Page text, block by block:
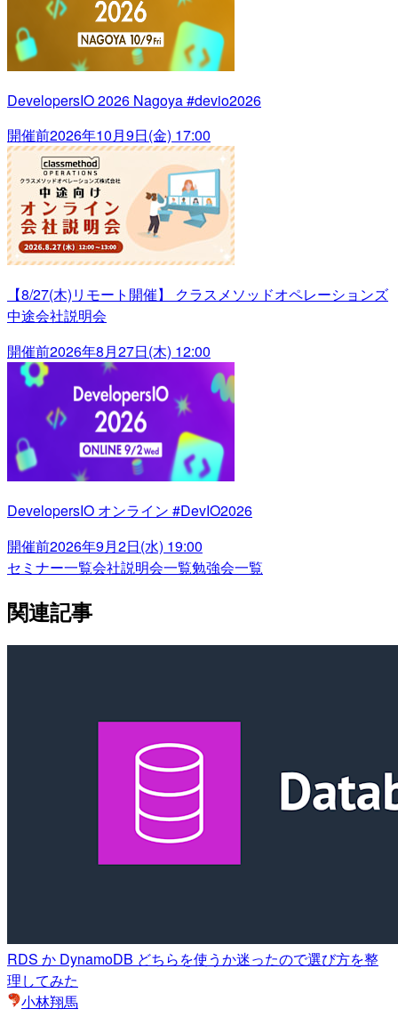
DevelopersIO 2026 Nagoya #devio2026
開催前2026年10月9日(金) 17:00
【8/27(木)リモート開催】 クラスメソッドオペレーションズ
中途会社説明会
開催前2026年8月27日(木) 12:00
DevelopersIO オンライン #DevIO2026
開催前2026年9月2日(水) 19:00
セミナー一覧会社説明会一覧勉強会一覧
関連記事
RDS か DynamoDB どちらを使うか迷ったので選び方を整
理してみた
小林翔馬